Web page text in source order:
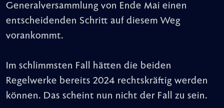
Generalversammlung von Ende Mai einen
entscheidenden Schritt auf diesem Weg
vorankommt.
Im schlimmsten Fall hätten die beiden
Regelwerke bereits 2024 rechtskräftig werden
können. Das scheint nun nicht der Fall zu sein.